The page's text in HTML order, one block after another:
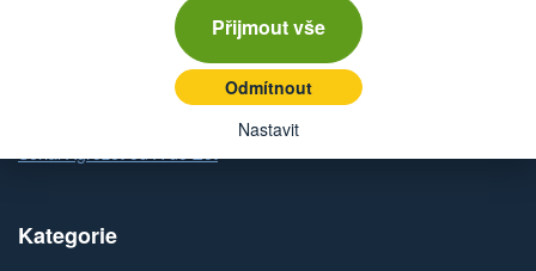
Přijmout vše
Odmítnout
Nastavit
Seriál Agrozet od A do Zet
Kategorie